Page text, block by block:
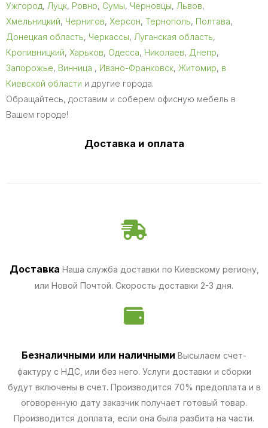
Ужгород, Луцк, Ровно, Сумы, Черновцы, Львов,
Хмельницкий, Чернигов, Херсон, Тернополь, Полтава,
Донецкая область, Черкассы, Луганская область,
Кропивницкий, Харьков, Одесса, Николаев, Днепр,
Запорожье, Винница , Ивано-Франковск, Житомир, в
Киевской области и другие города.
Обращайтесь, доставим и соберем офисную мебель в
Вашем городе!
Доставка и оплата
Доставка Наша служба доставки по Киевскому региону,
или Новой Почтой. Скорость доставки 2-3 дня.
Безналичными или наличными Высылаем счет-
фактуру с НДС, или без него. Услуги доставки и сборки
будут включены в счет. Производится 70% предоплата и в
оговоренную дату заказчик получает готовый товар.
Производится доплата, если она была разбита на части.